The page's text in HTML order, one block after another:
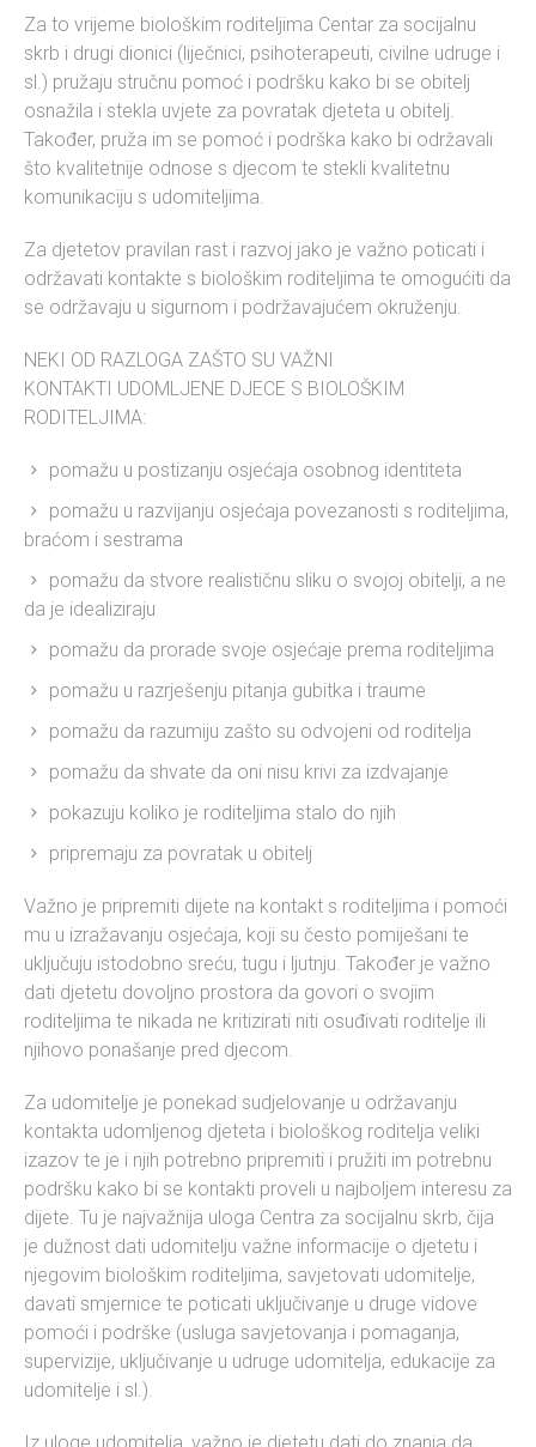
Za to vrijeme biološkim roditeljima Centar za socijalnu
skrb i drugi dionici (liječnici, psihoterapeuti, civilne udruge i
sl.) pružaju stručnu pomoć i podršku kako bi se obitelj
osnažila i stekla uvjete za povratak djeteta u obitelj.
Također, pruža im se pomoć i podrška kako bi održavali
što kvalitetnije odnose s djecom te stekli kvalitetnu
komunikaciju s udomiteljima.
Za djetetov pravilan rast i razvoj jako je važno poticati i
održavati kontakte s biološkim roditeljima te omogućiti da
se održavaju u sigurnom i podržavajućem okruženju.
NEKI OD RAZLOGA ZAŠTO SU VAŽNI
KONTAKTI UDOMLJENE DJECE S BIOLOŠKIM
RODITELJIMA:
pomažu u postizanju osjećaja osobnog identiteta
pomažu u razvijanju osjećaja povezanosti s roditeljima,
braćom i sestrama
pomažu da stvore realističnu sliku o svojoj obitelji, a ne
da je idealiziraju
pomažu da prorade svoje osjećaje prema roditeljima
pomažu u razrješenju pitanja gubitka i traume
pomažu da razumiju zašto su odvojeni od roditelja
pomažu da shvate da oni nisu krivi za izdvajanje
pokazuju koliko je roditeljima stalo do njih
pripremaju za povratak u obitelj
Važno je pripremiti dijete na kontakt s roditeljima i pomoći
mu u izražavanju osjećaja, koji su često pomiješani te
uključuju istodobno sreću, tugu i ljutnju. Također je važno
dati djetetu dovoljno prostora da govori o svojim
roditeljima te nikada ne kritizirati niti osuđivati roditelje ili
njihovo ponašanje pred djecom.
Za udomitelje je ponekad sudjelovanje u održavanju
kontakta udomljenog djeteta i biološkog roditelja veliki
izazov te je i njih potrebno pripremiti i pružiti im potrebnu
podršku kako bi se kontakti proveli u najboljem interesu za
dijete. Tu je najvažnija uloga Centra za socijalnu skrb, čija
je dužnost dati udomitelju važne informacije o djetetu i
njegovim biološkim roditeljima, savjetovati udomitelje,
davati smjernice te poticati uključivanje u druge vidove
pomoći i podrške (usluga savjetovanja i pomaganja,
supervizije, uključivanje u udruge udomitelja, edukacije za
udomitelje i sl.).